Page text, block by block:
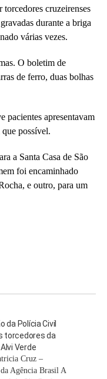
cruzeirenses
durante a briga
várias vezes.
O boletim de
de ferro, duas bolhas
pacientes apresentavam
possível.
a Santa Casa de São
foi encaminhado
e outro, para um
da Polícia Civil
torcedores da
Verde
Cruz –
Agência Brasil A